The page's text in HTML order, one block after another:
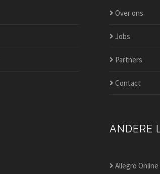
Over ons
Jobs
Partners
Contact
ANDERE
Allegro